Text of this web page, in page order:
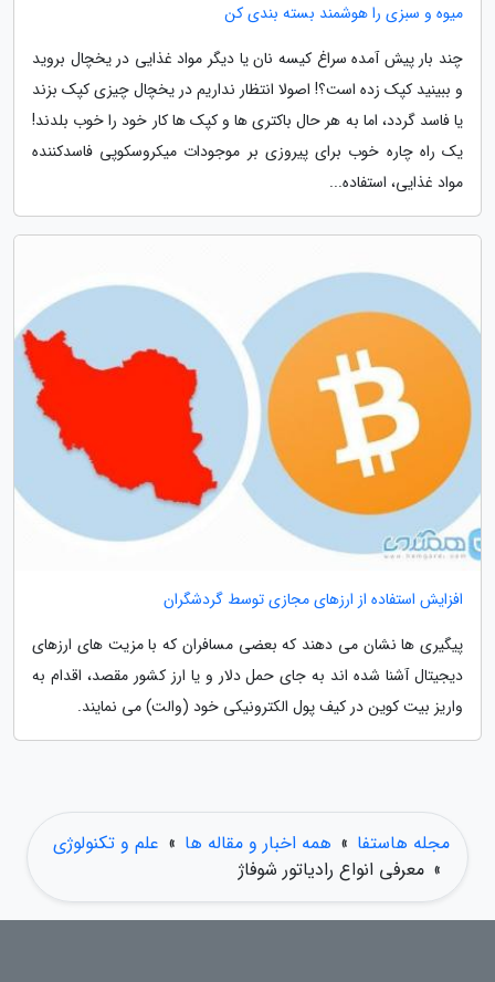
میوه و سبزی را هوشمند بسته بندی کن
چند بار پیش آمده سراغ کیسه نان یا دیگر مواد غذایی در یخچال بروید
و ببینید کپک زده است؟! اصولا انتظار نداریم در یخچال چیزی کپک بزند
یا فاسد گردد، اما به هر حال باکتری ها و کپک ها کار خود را خوب بلدند!
یک راه چاره خوب برای پیروزی بر موجودات میکروسکوپی فاسدکننده
مواد غذایی، استفاده...
افزایش استفاده از ارزهای مجازی توسط گردشگران
پیگیری ها نشان می دهند که بعضی مسافران که با مزیت های ارزهای
دیجیتال آشنا شده اند به جای حمل دلار و یا ارز کشور مقصد، اقدام به
واریز بیت کوین در کیف پول الکترونیکی خود (والت) می نمایند.
مجله هاستفا » همه اخبار و مقاله ها » علم و تکنولوژی
» معرفی انواع رادیاتور شوفاژ